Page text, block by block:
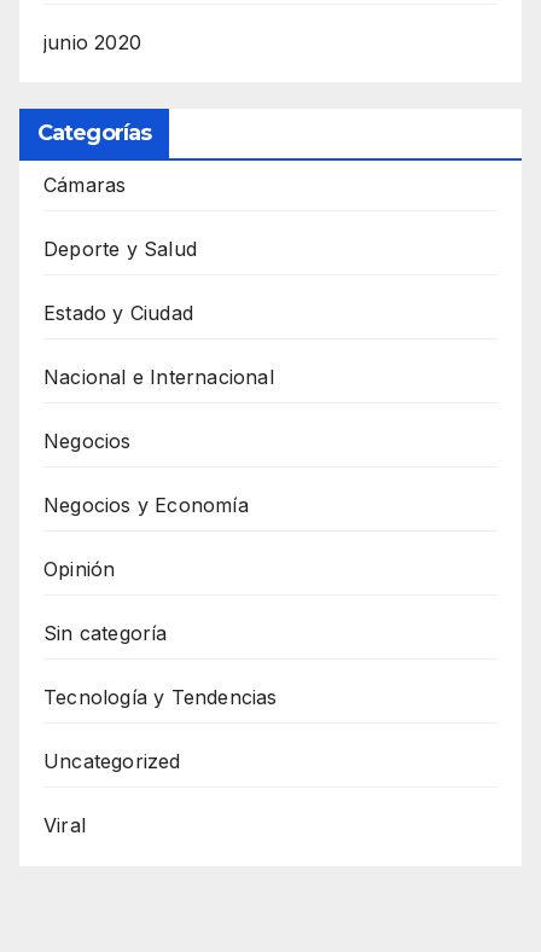
junio 2020
Categorías
Cámaras
Deporte y Salud
Estado y Ciudad
Nacional e Internacional
Negocios
Negocios y Economía
Opinión
Sin categoría
Tecnología y Tendencias
Uncategorized
Viral